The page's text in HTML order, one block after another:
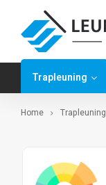
Trapleuning
Home